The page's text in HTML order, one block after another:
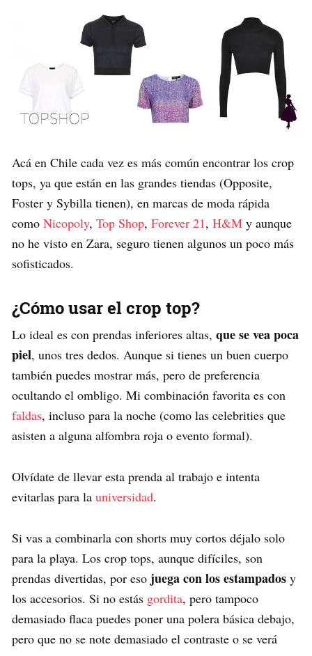
Acá en Chile cada vez es más común encontrar los crop
tops, ya que están en las grandes tiendas (Opposite,
Foster y Sybilla tienen), en marcas de moda rápida
como Nicopoly, Top Shop, Forever 21, H&M y aunque
no he visto en Zara, seguro tienen algunos un poco más
sofisticados.
¿Cómo usar el crop top?
Lo ideal es con prendas inferiores altas, que se vea poca
piel, unos tres dedos. Aunque si tienes un buen cuerpo
también puedes mostrar más, pero de preferencia
ocultando el ombligo. Mi combinación favorita es con
faldas, incluso para la noche (como las celebrities que
asisten a alguna alfombra roja o evento formal).
Olvídate de llevar esta prenda al trabajo e intenta
evitarlas para la universidad.
Si vas a combinarla con shorts muy cortos déjalo solo
para la playa. Los crop tops, aunque difíciles, son
prendas divertidas, por eso juega con los estampados y
los accesorios. Si no estás gordita, pero tampoco
demasiado flaca puedes poner una polera básica debajo,
pero que no se note demasiado el contraste o se verá